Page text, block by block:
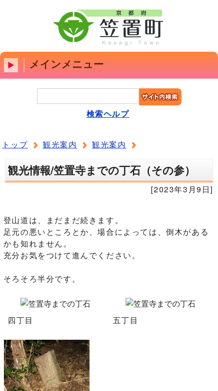
メインメニュー
検索ヘルプ
トップ 観光案内 観光案内
観光情報/笠置寺までの丁石（その参）
[2023年3月9日]
登山道は、まだまだ続きます。
足元の悪いところとか、場合によっては、倒木がある
かも知れません。
充分お気をつけて進んでください。
そろそろ半分です。
四丁目 五丁目